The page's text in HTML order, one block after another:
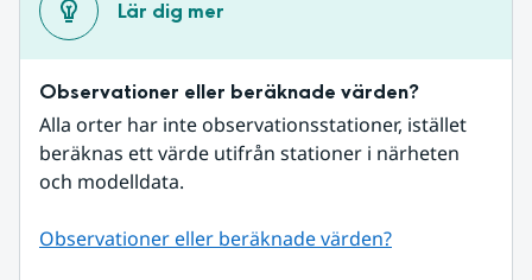
Lär dig mer
Observationer eller beräknade värden?
Alla orter har inte observationsstationer, istället
beräknas ett värde utifrån stationer i närheten
och modelldata.
Observationer eller beräknade värden?